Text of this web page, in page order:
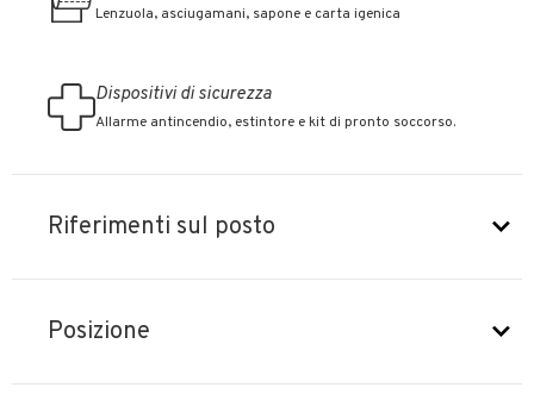
Lenzuola, asciugamani, sapone e carta igenica
Dispositivi di sicurezza
Allarme antincendio, estintore e kit di pronto soccorso.
Riferimenti sul posto
Posizione